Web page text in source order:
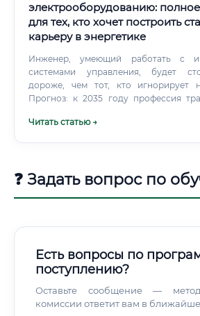
электрооборудованию:
для тех, кто хочет построить
карьеру в энергетике
Инженер, умеющий работать с
системами управления, будет
дороже, чем тот, кто игнорирует
Прогноз: к 2035 году профессия
(Smart Grid инженер,
Читать статью →
❓ Задать вопрос по
Есть вопросы по
поступлению?
Оставьте сообщение —
комиссии ответит вам в